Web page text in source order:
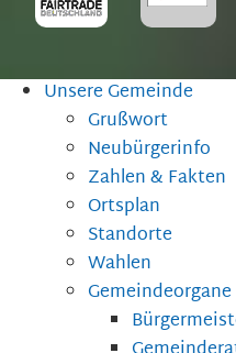
Unsere Gemeinde
Grußwort
Neubürgerinfo
Zahlen & Fakten
Ortsplan
Standorte
Wahlen
Gemeindeorgane